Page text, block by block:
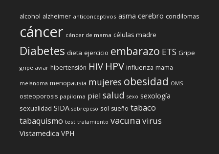
alcohol alzheimer anticonceptivos asma cerebro condilomas
cáncer cáncer de mama células madre
Diabetes dieta ejercicio embarazo ETS Gripe
gripe aviar hipertensión HIV HPV influenza mama
melanoma menopausia mujeres obesidad OMS
osteoporosis papiloma piel salud sexo sexología
sexualidad SIDA sobrepeso sol sueño tabaco
tabaquismo test tratamiento vacuna virus
Vistamedica VPH